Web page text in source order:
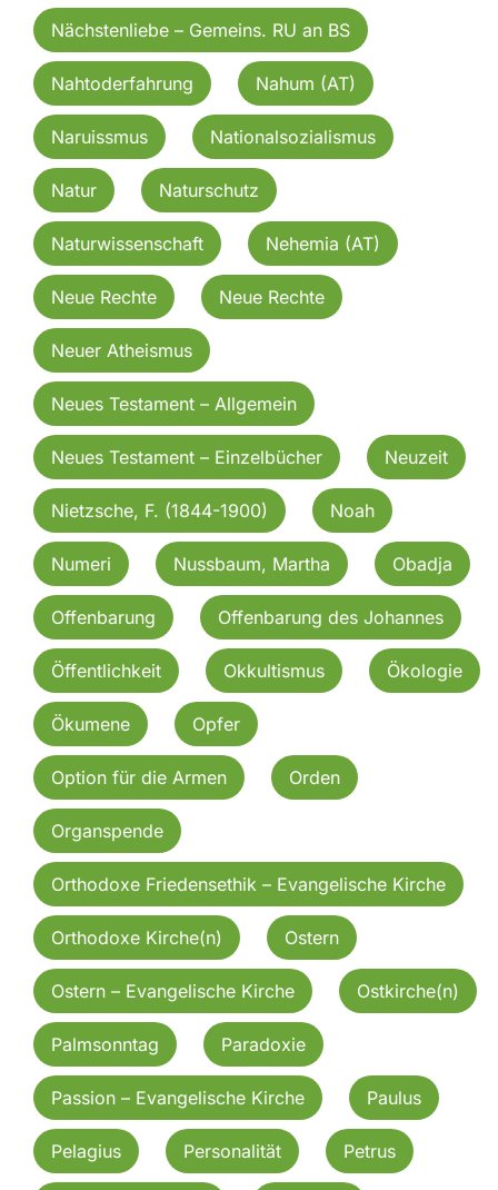
Nächstenliebe – Gemeins. RU an BS
Nahtoderfahrung Nahum (AT)
Naruissmus Nationalsozialismus
Natur Naturschutz
Naturwissenschaft Nehemia (AT)
Neue Rechte Neue Rechte
Neuer Atheismus
Neues Testament – Allgemein
Neues Testament – Einzelbücher Neuzeit
Nietzsche, F. (1844-1900) Noah
Numeri Nussbaum, Martha Obadja
Offenbarung Offenbarung des Johannes
Öffentlichkeit Okkultismus Ökologie
Ökumene Opfer
Option für die Armen Orden
Organspende
Orthodoxe Friedensethik – Evangelische Kirche
Orthodoxe Kirche(n) Ostern
Ostern – Evangelische Kirche Ostkirche(n)
Palmsonntag Paradoxie
Passion – Evangelische Kirche Paulus
Pelagius Personalität Petrus